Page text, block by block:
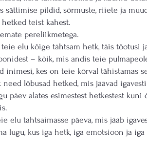
sättimise pildid, sõrmuste, riiete ja
teist kahest.
pereliikmetega.
elu kõige tähtsam hetk, täis tõotusi
– kõik, mis andis teie
kes on teie kõrval tähistamas
lõbusad hetked, mis jäävad
päev alates esimestest hetkestest kuni
elu tähtsaimasse päeva, mis jääb
lugu, kus iga hetk, iga emotsioon ja